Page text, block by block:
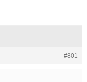
#801